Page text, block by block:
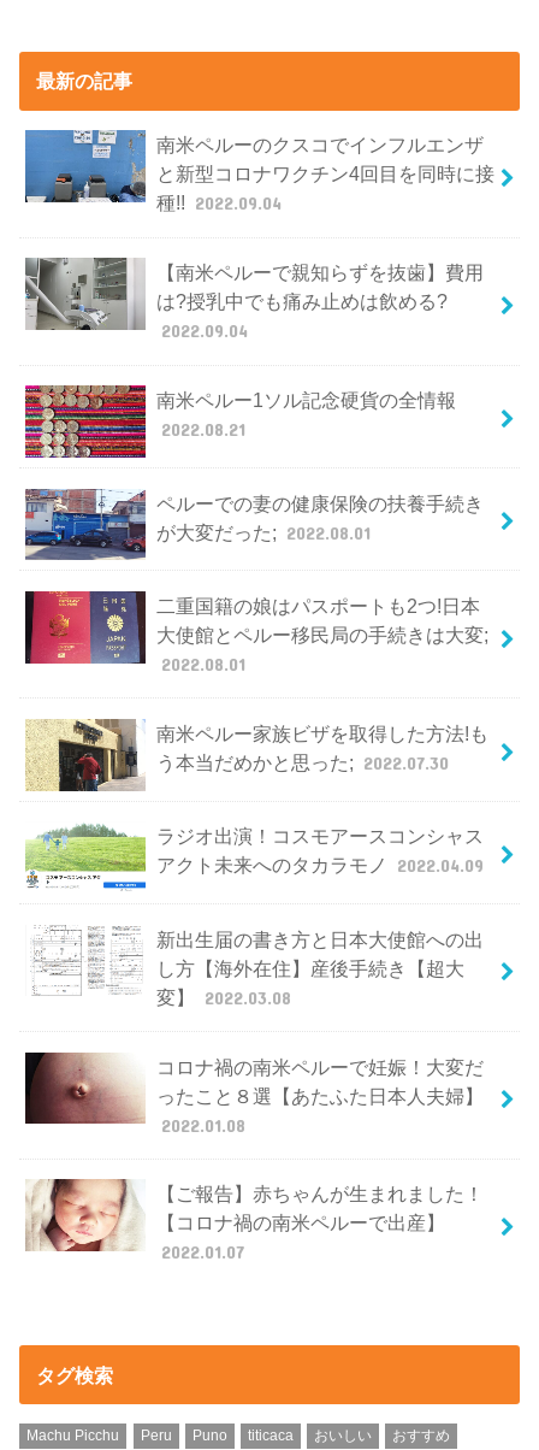
最新の記事
南米ペルーのクスコでインフルエンザ
と新型コロナワクチン4回目を同時に接
種!! 2022.09.04
【南米ペルーで親知らずを抜歯】費用
は?授乳中でも痛み止めは飲める?
2022.09.04
南米ペルー1ソル記念硬貨の全情報
2022.08.21
ペルーでの妻の健康保険の扶養手続き
が大変だった; 2022.08.01
二重国籍の娘はパスポートも2つ!日本
大使館とペルー移民局の手続きは大変;
2022.08.01
南米ペルー家族ビザを取得した方法!も
う本当だめかと思った; 2022.07.30
ラジオ出演！コスモアースコンシャス
アクト未来へのタカラモノ
2022.04.09
新出生届の書き方と日本大使館への出
し方【海外在住】産後手続き【超大
変】
2022.03.08
コロナ禍の南米ペルーで妊娠！大変だ
ったこと８選【あたふた日本人夫婦】
2022.01.08
【ご報告】赤ちゃんが生まれました！
【コロナ禍の南米ペルーで出産】
2022.01.07
タグ検索
Machu Picchu Peru Puno titicaca おいしい おすすめ